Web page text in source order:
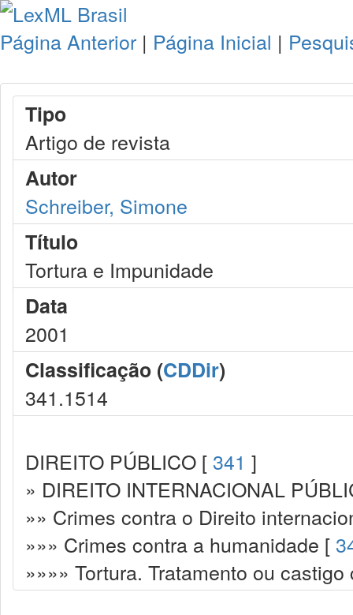
Página Anterior | Página Inicial |
Tipo
Artigo de revista
Autor
Schreiber, Simone
Título
Tortura e Impunidade
Data
2001
Classificação (CDDir)
341.1514
DIREITO PÚBLICO [ 341 ]
» DIREITO INTERNACIONAL
»» Crimes contra o Direito
»»» Crimes contra a humanidade [
»»»» Tortura. Tratamento ou